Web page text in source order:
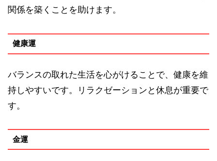
関係を築くことを助けます。
健康運
バランスの取れた生活を心がけることで、健康を維
持しやすいです。リラクゼーションと休息が重要で
す。
金運